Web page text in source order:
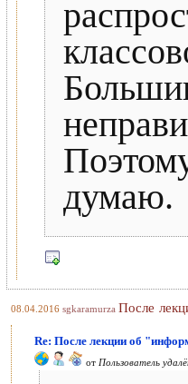
думаю.
08.04.2016 sgkaramurza После
Re: После лекции об
от Пользователь